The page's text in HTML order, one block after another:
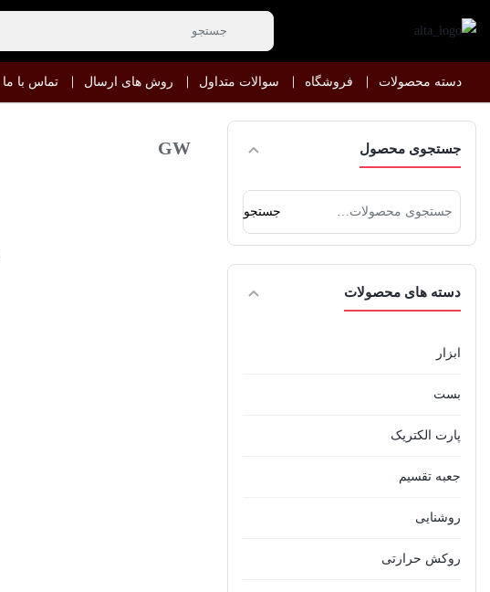
دسته محصولات فروشگاه سوالات متداول روش های ارسال تماس با ما
جستجوی محصول
برای:
جستجو
دسته های محصولات
ابزار
بست
پارت الکتریک
جعبه تقسیم
روشنایی
روکش حرارتی
GW